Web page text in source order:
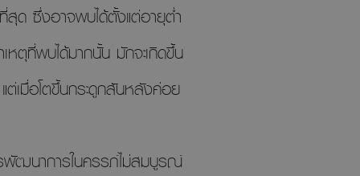
สุด ซึ่งอาจพบได้ตั้งแต่อายุต่ำ
ตุที่พบได้มากนั้น มักจะเกิดขึ้น
ต่เมื่อโตขึ้นกระดูกสันหลังค่อย
รพัฒนาการในครรภ์ไม่สมบูรณ์